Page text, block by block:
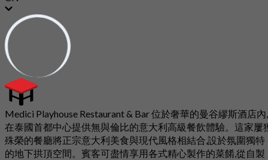
Medici Playhouse Restaurant & Bar 位於奢華的曼谷繆斯酒店內,
在泰國首都中心提供無與倫比的意大利高級餐飲體驗。這家屢
殊榮的餐廳將正宗意大利美食與現代風格相結合,設於氛圍獨特
的地下拱頂空間。賓客可盡情享用各式精心製作的菜餚,從自製